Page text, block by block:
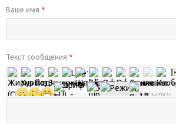
Ваше имя *
Текст сообщения *